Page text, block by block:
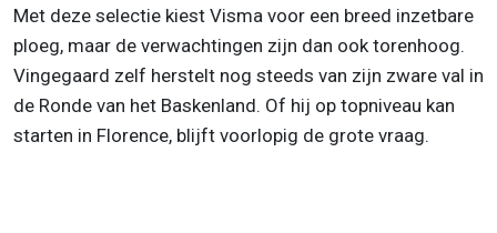
Met deze selectie kiest Visma voor een breed inzetbare
ploeg, maar de verwachtingen zijn dan ook torenhoog.
Vingegaard zelf herstelt nog steeds van zijn zware val in
de Ronde van het Baskenland. Of hij op topniveau kan
starten in Florence, blijft voorlopig de grote vraag.